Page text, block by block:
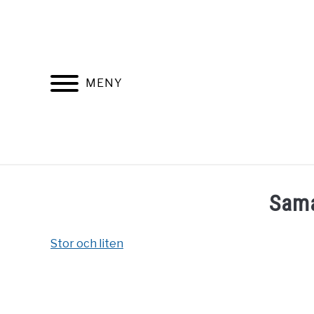
MENY
HEM
Stor och liten